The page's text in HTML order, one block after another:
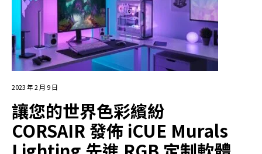
2023 年 2 月 9 日
讓您的世界色彩繽紛
CORSAIR 發佈 iCUE Murals